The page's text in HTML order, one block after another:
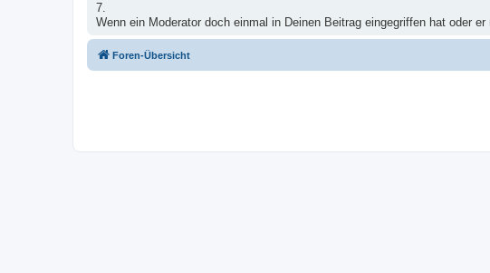
7.
Wenn ein Moderator doch einmal in Deinen Beitrag eingegriffen hat oder
Foren-Übersicht